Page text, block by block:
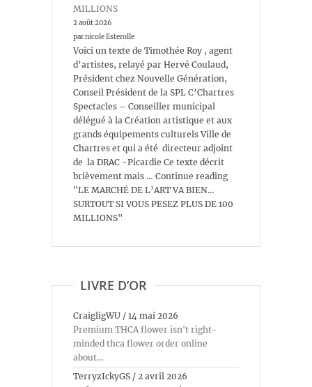
MILLIONS
2 août 2026
par nicole Esterolle
Voici un texte de Timothée Roy , agent
d’artistes, relayé par Hervé Coulaud,
Président chez Nouvelle Génération,
Conseil Président de la SPL C’Chartres
Spectacles – Conseiller municipal
délégué à la Création artistique et aux
grands équipements culturels Ville de
Chartres et qui a été directeur adjoint
de la DRAC -Picardie Ce texte décrit
brièvement mais … Continue reading
"LE MARCHÉ DE L’ART VA BIEN…
SURTOUT SI VOUS PESEZ PLUS DE 100
MILLIONS"
LIVRE D’OR
CraigligWU / 14 mai 2026
Premium THCA flower isn't right-
minded thca flower order online
about...
TerryzIckyGS / 2 avril 2026